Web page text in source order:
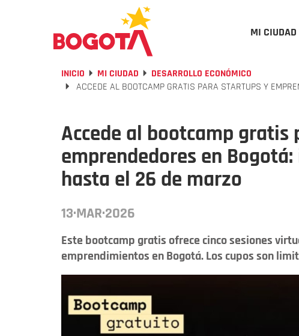
MI CIUDAD
INICIO MI CIUDAD
DESARROLLO ECONÓMICO
ACCEDE AL BOOTCAMP GRATIS PARA STARTUPS Y
Accede al bootcamp gratis
emprendedores en
hasta el 26 de marzo
13·MAR·2026
Este bootcamp gratis ofrece cinco sesiones
emprendimientos en Bogotá. Los cupos son